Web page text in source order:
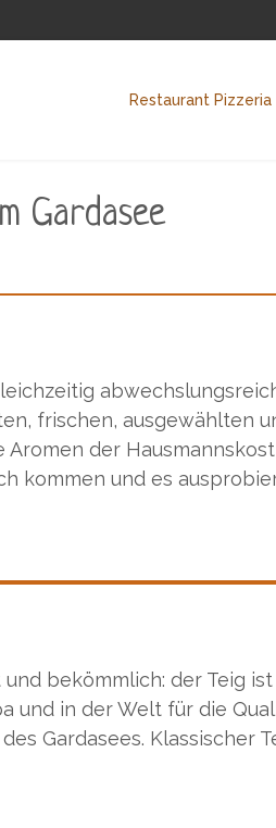
Restaurant Pizzeria
Gardasee
frischen,
der
kommen und es
bekömmlich: der Teig
und in der Welt für die
Gardasees.